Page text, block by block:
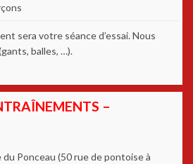
sera votre séance d’essai. Nous
balles, …).
–
Ponceau (50 rue de pontoise à